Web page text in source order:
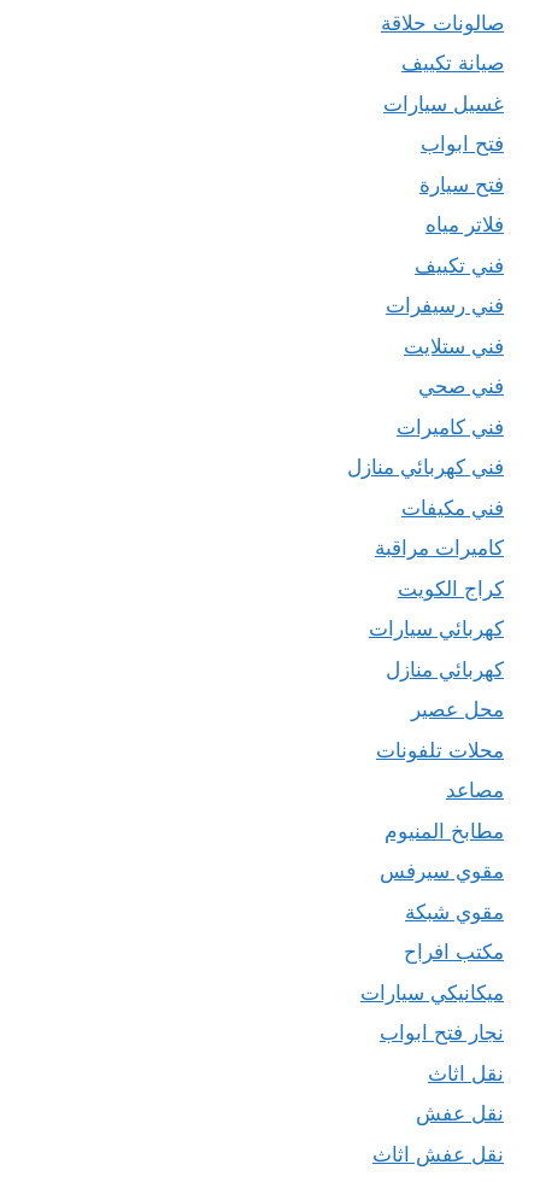
صالونات حلاقة
صيانة تكييف
غسيل سيارات
فتح ابواب
فتح سيارة
فلاتر مياه
فني تكييف
فني رسيفرات
فني ستلايت
فني صحي
فني كاميرات
فني كهربائي منازل
فني مكيفات
كاميرات مراقبة
كراج الكويت
كهربائي سيارات
كهربائي منازل
محل عصير
محلات تلفونات
مصاعد
مطابخ المنيوم
مقوي سيرفس
مقوي شبكة
مكتب افراح
ميكانيكي سيارات
نجار فتح ابواب
نقل اثاث
نقل عفش
نقل عفش اثاث